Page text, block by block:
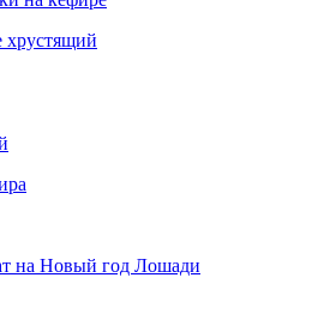
хрустящий
на Новый год Лошади